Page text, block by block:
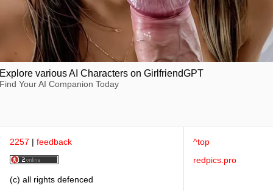
Explore various AI Characters on GirlfriendGPT
Find Your AI Companion Today
2257 | feedback
(c) all rights defenced
^top
redpics.pro